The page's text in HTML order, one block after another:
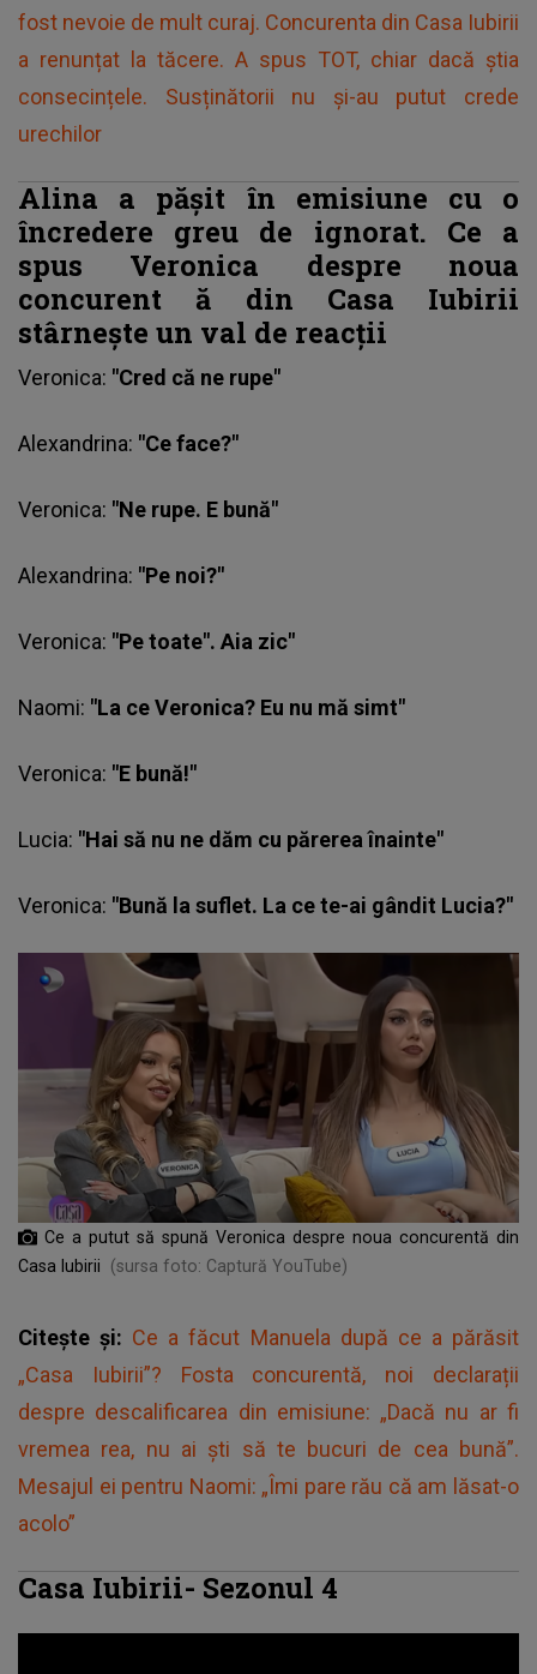
fost nevoie de mult curaj. Concurenta din Casa Iubirii
a renunțat la tăcere. A spus TOT, chiar dacă știa
consecințele. Susținătorii nu și-au putut crede
urechilor
Alina a pășit în emisiune cu o
încredere greu de ignorat. Ce a
spus Veronica despre noua
concurent ă din Casa Iubirii
stârnește un val de reacții
Veronica: "Cred că ne rupe"
Alexandrina: "Ce face?"
Veronica: "Ne rupe. E bună"
Alexandrina: "Pe noi?"
Veronica: "Pe toate". Aia zic"
Naomi: "La ce Veronica? Eu nu mă simt"
Veronica: "E bună!"
Lucia: "Hai să nu ne dăm cu părerea înainte"
Veronica: "Bună la suflet. La ce te-ai gândit Lucia?"
Ce a putut să spună Veronica despre noua concurentă din
Casa Iubirii
(sursa foto: Captură YouTube)
Citește și: Ce a făcut Manuela după ce a părăsit
„Casa Iubirii”? Fosta concurentă, noi declarații
despre descalificarea din emisiune: „Dacă nu ar fi
vremea rea, nu ai ști să te bucuri de cea bună”.
Mesajul ei pentru Naomi: „Îmi pare rău că am lăsat-o
acolo”
Casa Iubirii- Sezonul 4